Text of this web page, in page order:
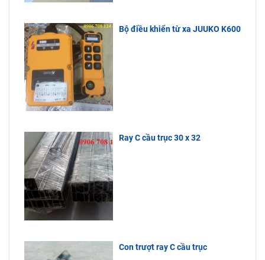
goong vận
chuyển hàng
hoá…Quý
khách cần
liên hệ đến
Công Ty
Bách Phương
để được tư
Phương
dài.
Bộ điều khiển từ xa JUUKO K600
Ray C cầu trục 30 x 32
Con trượt ray C cầu trục